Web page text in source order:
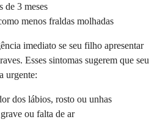
de 3 meses
menos fraldas molhadas
imediato se seu filho apresentar
Esses sintomas sugerem que seu
urgente:
dos lábios, rosto ou unhas
ou falta de ar